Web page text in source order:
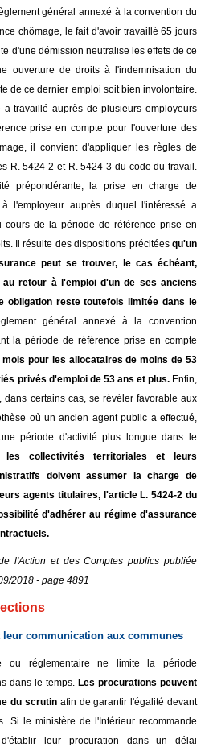
général annexé à la convention du
chômage, le fait d'avoir travaillé 65 jours
d'une démission neutralise les effets de ce
ouverture de droits à l'indemnisation du
de ce dernier emploi soit bien involontaire.
a travaillé auprès de plusieurs employeurs
prise en compte pour l'ouverture des
il convient d'appliquer les règles de
R. 5424-2 et R. 5424-3 du code du travail.
prépondérante, la prise en charge de
l'employeur auprès duquel l'intéressé a
cours de la période de référence prise en
Il résulte des dispositions précitées qu'un
peut se trouver, le cas échéant,
retour à l'emploi d'un de ses anciens
obligation reste toutefois limitée dans le
général annexé à la convention
la période de référence prise en compte
mois pour les allocataires de moins de 53
privés d'emploi de 53 ans et plus. Enfin,
dans certains cas, se révéler favorable aux
où un ancien agent public a effectué,
période d'activité plus longue dans le
collectivités territoriales et leurs
doivent assumer la charge de
agents titulaires, l'article L. 5424-2 du
d'adhérer au régime d'assurance
l'Action et des Comptes publics publiée
2018 - page 4891
leur communication aux communes
ou réglementaire ne limite la période
dans le temps. Les procurations peuvent
du scrutinafin de garantir l'égalité devant
Si le ministère de l'Intérieur recommande
leur procuration dans un délai